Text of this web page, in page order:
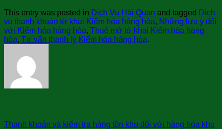
This entry was posted in Dịch Vụ Hải Quan and tagged Dịch
vụ thanh khoản tờ khai Kiểm hóa hàng hóa, Những lưu ý đối
với Kiểm hóa hàng hóa, Thuê mở tờ khai Kiểm hóa hàng
hóa, Tư vấn thanh lý Kiểm hóa hàng hóa.
Thanh khoản và kiểm tra hàng tồn kho đối với hàng hóa khu